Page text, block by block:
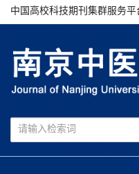
中国高校科技期刊集群服务平